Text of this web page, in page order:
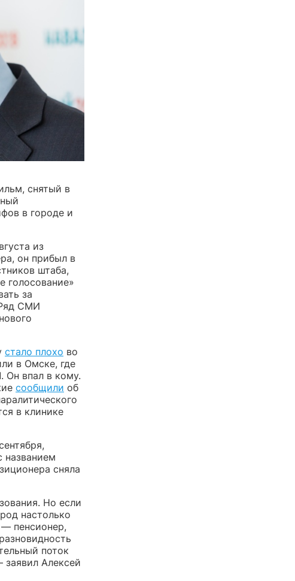
снятый в
в городе и
из
он прибыл в
штаба,
голосование»
за
СМИ
стало плохо во
в Омске, где
Он впал в кому.
сообщили об
в клинике
названием
сняла
Но если
настолько
— пенсионер,
поток
Алексей